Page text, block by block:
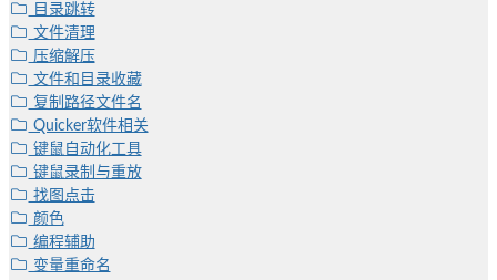
目录跳转
文件清理
压缩解压
文件和目录收藏
复制路径文件名
Quicker软件相关
键鼠自动化工具
键鼠录制与重放
找图点击
颜色
编程辅助
变量重命名